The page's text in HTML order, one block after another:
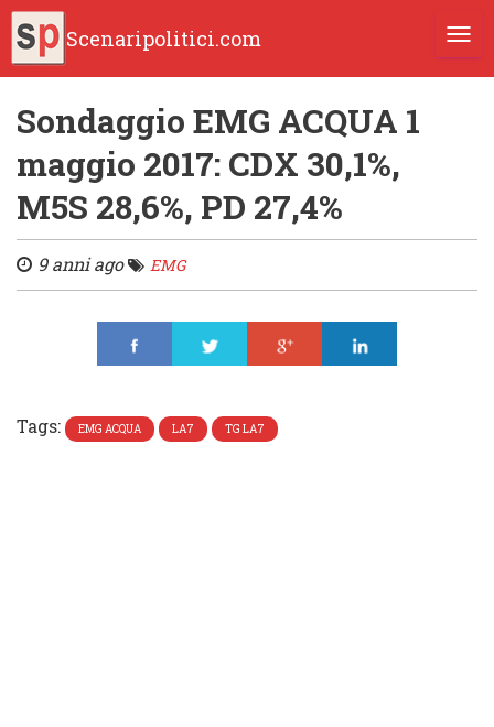
Scenaripolitici.com
Sondaggio EMG ACQUA 1
maggio 2017: CDX 30,1%,
M5S 28,6%, PD 27,4%
9 anni ago EMG
Tags: EMG ACQUA LA7 TG LA7